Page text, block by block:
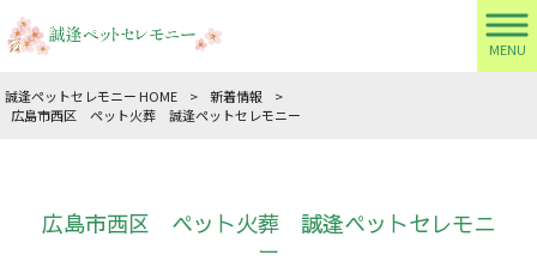
MENU
誠逢ペットセレモニー HOME > 新着情報
>
広島市西区 ペット火葬 誠逢ペットセレモニー
広島市西区 ペット火葬 誠逢ペットセレモニ
ー